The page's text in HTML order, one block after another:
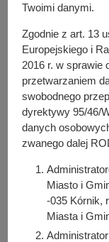
Twoimi danymi.
Zgodnie z art. 13
Europejskiego i
2016 r. w sprawie
przetwarzaniem
swobodnego
dyrektywy 95/46/
danych
zwanego dalej
Miasto i
-035 Kórnik,
Miasta i